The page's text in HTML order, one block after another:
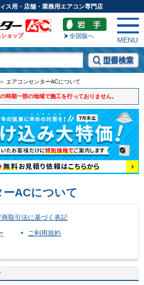
ス用・店舗・業務用エアコン専門店
ョップ 全国版へ
MENU
＞ エアコンセンターACについて
時期一部の地域で施工を行っておりません。
ACについて
商取引法に基づく表記
ご利用規約